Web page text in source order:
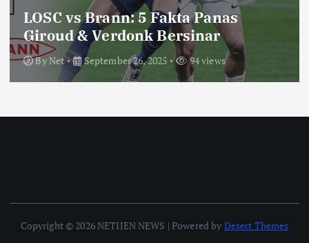
LOSC vs Brann: 5 Fakta Panas
Giroud & Verdonk Bersinar
ByNet September 26, 2025 94 views
Copyright © 2026 NETIJEN NEWS | Powered by Desert Themes